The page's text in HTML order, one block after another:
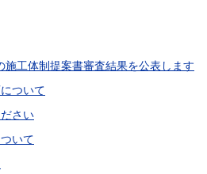
工体制提案書審査結果を公表します
ついて
さい
いて